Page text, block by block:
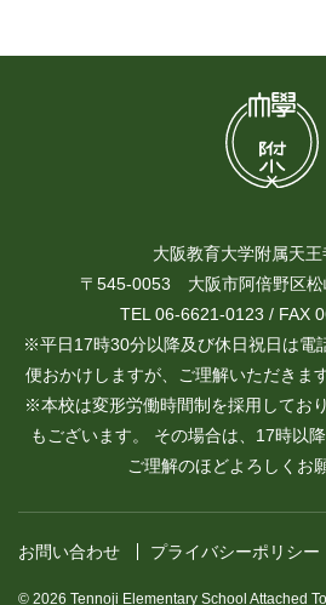
大阪教育大学附属天
〒545-0053 大阪市阿倍野区松
TEL 06-6621-0123 / FAX
※平日17時30分以降及び休日祝日は電
便おかけしますが、ご理解いただきま
※本校は変形労働時間制を採用してお
もございます。 その場合は、17時以
ご理解のほどよろしくお
お問い合わせ プライバシーポリシー
© 2026 Tennoji Elementary School Attached